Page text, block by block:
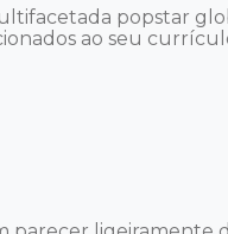
popstar
ao seu